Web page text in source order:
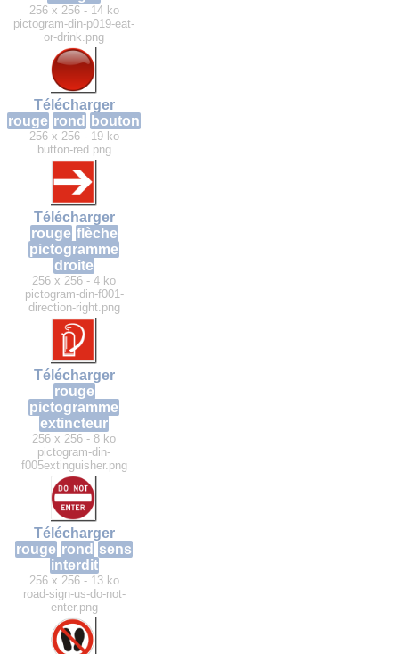
256 x 256 - 14 ko
pictogram-din-p019-eat-
or-drink.png
Télécharger
rouge rond bouton
256 x 256 - 19 ko
button-red.png
Télécharger
rouge flèche
pictogramme
droite
256 x 256 - 4 ko
pictogram-din-f001-
direction-right.png
Télécharger
rouge
pictogramme
extincteur
256 x 256 - 8 ko
pictogram-din-
f005extinguisher.png
Télécharger
rouge rond sens
interdit
256 x 256 - 13 ko
road-sign-us-do-not-
enter.png